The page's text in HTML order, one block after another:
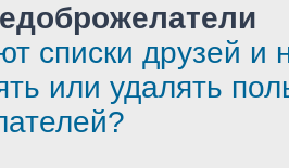
списки друзей и
или удалять